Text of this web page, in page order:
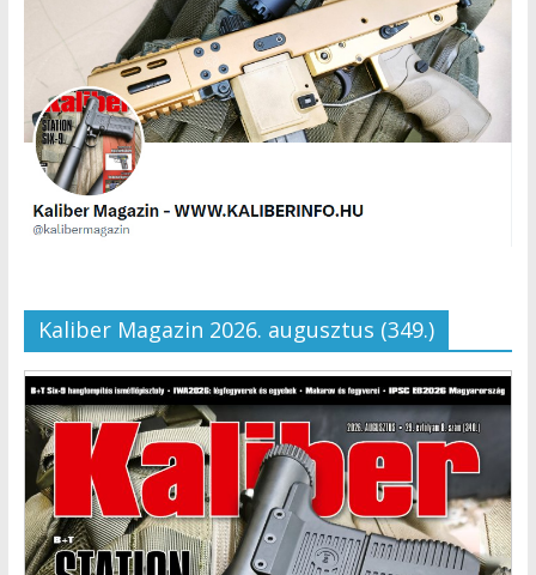
Kaliber Magazin 2026. augusztus (349.)